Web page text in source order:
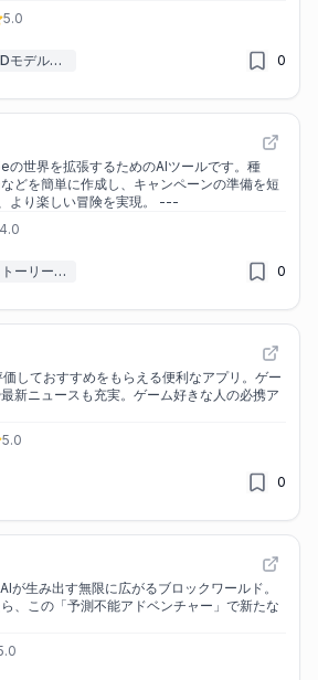
5.0
AI 3Dモデルジェネレーター 0
世界を拡張するためのAIツールです。種
どを簡単に作成し、キャンペーンの準備を短
縮。DMの負担を軽減し、より楽しい冒険を実現。 ---
4.0
AIストーリージェネレーター 0
しておすすめをもらえる便利なアプリ。ゲー
新ニュースも充実。ゲーム好きな人の必携ア
5.0
0
生み出す無限に広がるブロックワールド。
、この「予測不能アドベンチャー」で新たな